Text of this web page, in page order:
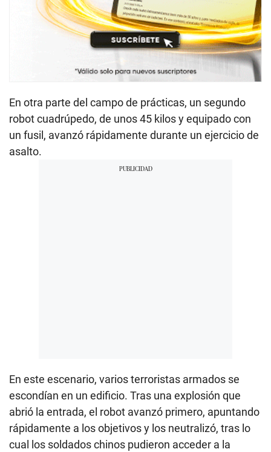
En otra parte del campo de prácticas, un segundo
robot cuadrúpedo, de unos 45 kilos y equipado con
un fusil, avanzó rápidamente durante un ejercicio de
asalto.
En este escenario, varios terroristas armados se
escondían en un edificio. Tras una explosión que
abrió la entrada, el robot avanzó primero, apuntando
rápidamente a los objetivos y los neutralizó, tras lo
cual los soldados chinos pudieron acceder a la